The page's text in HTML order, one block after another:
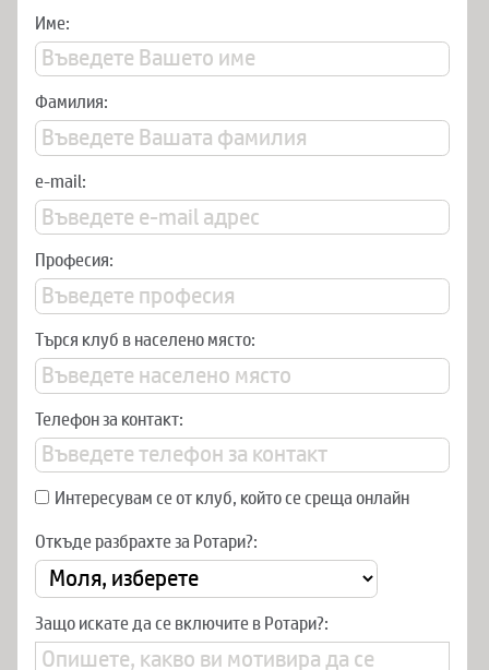
Име:
Фамилия:
e-mail:
Професия:
Търся клуб в населено място:
Телефон за контакт:
Интересувам се от клуб, който се среща онлайн
Откъде разбрахте за Ротари?:
Защо искате да се включите в Ротари?: